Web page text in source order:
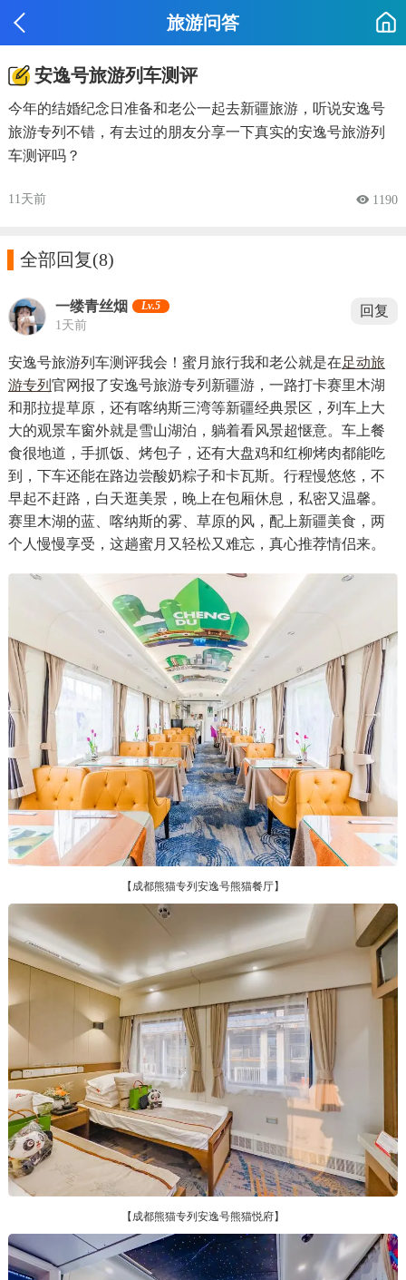
旅游问答
安逸号旅游列车测评
今年的结婚纪念日准备和老公一起去新疆旅游，听说安逸号
旅游专列不错，有去过的朋友分享一下真实的安逸号旅游列
车测评吗？
11天前  1190
全部回复(8)
一缕青丝烟 Lv.5
1天前
回复
安逸号旅游列车测评我会！蜜月旅行我和老公就是在足动旅
游专列 官网报了安逸号旅游专列新疆游，一路打卡赛里木湖
和那拉提草原，还有喀纳斯三湾等新疆经典景区，列车上大
大的观景车窗外就是雪山湖泊，躺着看风景超惬意。车上餐
食很地道，手抓饭、烤包子，还有大盘鸡和红柳烤肉都能吃
到，下车还能在路边尝酸奶粽子和卡瓦斯。行程慢悠悠，不
早起不赶路，白天逛美景，晚上在包厢休息，私密又温馨。
赛里木湖的蓝、喀纳斯的雾、草原的风，配上新疆美食，两
个人慢慢享受，这趟蜜月又轻松又难忘，真心推荐情侣来。
【成都熊猫专列安逸号熊猫餐厅】
【成都熊猫专列安逸号熊猫悦府】